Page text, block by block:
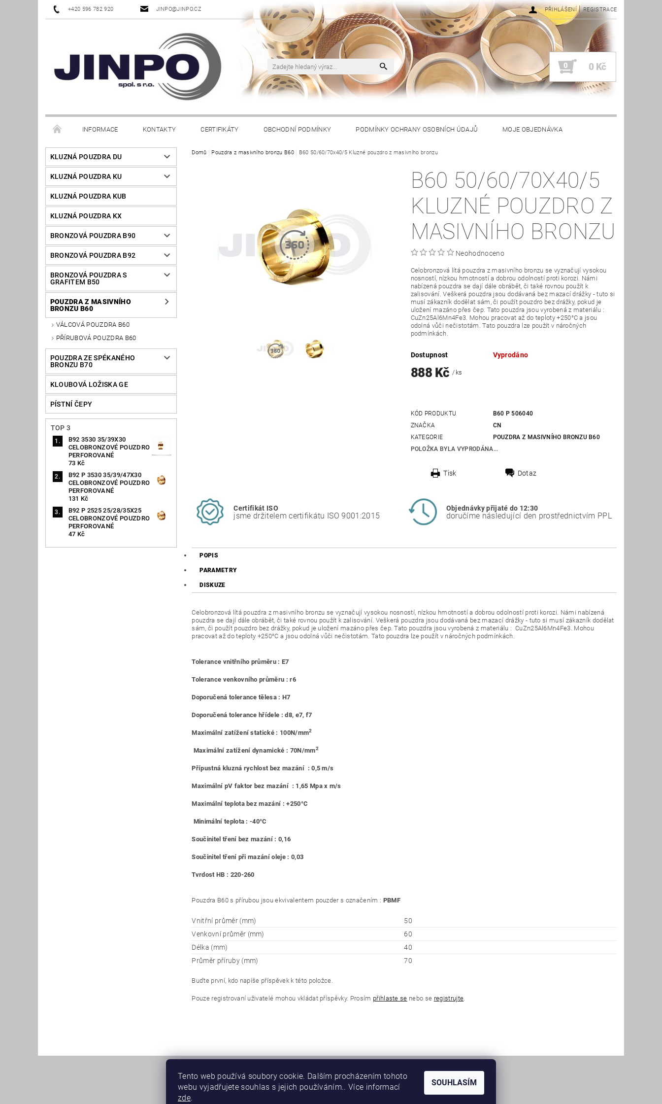
+420 596 782 920 JINPO@JINPO.CZ PŘIHLÁŠENÍ | REGISTRACE
0 0 Kč
INFORMACE KONTAKTY CERTIFIKÁTY OBCHODNÍ PODMÍNKY PODMÍNKY OCHRANY OSOBNÍCH ÚDAJŮ MOJE OBJEDNÁVKA
KLUZNÁ POUZDRA DU
KLUZNÁ POUZDRA KU
KLUZNÁ POUZDRA KUB
KLUZNÁ POUZDRA KX
BRONZOVÁ POUZDRA B90
BRONZOVÁ POUZDRA B92
BRONZOVÁ POUZDRA S
GRAFITEM B50
POUZDRA Z MASIVNÍHO
BRONZU B60
VÁLCOVÁ POUZDRA B60
PŘÍRUBOVÁ POUZDRA B60
POUZDRA ZE SPÉKANÉHO
BRONZU B70
KLOUBOVÁ LOŽISKA GE
PÍSTNÍ ČEPY
TOP 3
B92 3530 35/39X30
CELOBRONZOVÉ POUZDRO
PERFOROVANÉ
73 Kč
B92 P 3530 35/39/47X30
CELOBRONZOVÉ POUZDRO
PERFOROVANÉ
131 Kč
B92 P 2525 25/28/35X25
CELOBRONZOVÉ POUZDRO
PERFOROVANÉ
47 Kč
Domů Pouzdra z masivního bronzu B60 B60 50/60/70x40/5 Kluzné pouzdro z masivního bronzu
B60 50/60/70X40/5
KLUZNÉ POUZDRO Z
MASIVNÍHO BRONZU
Neohodnoceno
Celobronzová lítá pouzdra z masivního bronzu se vyznačují vysokou
nosností, nízkou hmotností a dobrou odolností proti korozi. Námi
nabízená pouzdra se dají dále obrábět, či také rovnou použít k
zalisování. Veškerá pouzdra jsou dodávaná bez mazací drážky - tuto si
musí zákazník dodělat sám, či použít pouzdro bez drážky, pokud je
uložení mazáno přes čep. Tato pouzdra jsou vyrobená z materiálu :
CuZn25Al6Mn4Fe3. Mohou pracovat až do teploty +250°C a jsou
odolná vůči nečistotám. Tato pouzdra lze použít v náročných
podmínkách.
Dostupnost Vyprodáno
888 Kč/ ks
KÓD PRODUKTU
B60 P 506040
ZNAČKA
CN
KATEGORIE
POUZDRA Z MASIVNÍHO BRONZU B60
POLOŽKA BYLA VYPRODÁNA...
Tisk Dotaz
Certifikát ISO
jsme držitelem certifikátu ISO 9001:2015
Objednávky přijaté do 12:30
doručíme následující den prostřednictvím PPL
POPIS
PARAMETRY
DISKUZE
Celobronzová lítá pouzdra z masivního bronzu se vyznačují vysokou nosností, nízkou hmotností a dobrou odolností proti korozi. Námi nabízená
pouzdra se dají dále obrábět, či také rovnou použít k zalisování. Veškerá pouzdra jsou dodávaná bez mazací drážky - tuto si musí zákazník dodělat
sám, či použít pouzdro bez drážky, pokud je uložení mazáno přes čep. Tato pouzdra jsou vyrobená z materiálu : CuZn25Al6Mn4Fe3. Mohou
pracovat až do teploty +250°C a jsou odolná vůči nečistotám. Tato pouzdra lze použít v náročných podmínkách.
Tolerance vnitřního průměru : E7
Tolerance venkovního průměru : r6
Doporučená tolerance tělesa : H7
Doporučená tolerance hřídele : d8, e7, f7
Maximální zatížení statické : 100N/mm2
Maximální zatížení dynamické : 70N/mm2
Přípustná kluzná rychlost bez mazání : 0,5 m/s
Maximální pV faktor bez mazání : 1,65 Mpa x m/s
Maximální teplota bez mazání : +250°C
Minimální teplota : -40°C
Součinitel tření bez mazání : 0,16
Součinitel tření při mazání oleje : 0,03
Tvrdost HB : 220-260
Pouzdra B60 s přírubou jsou ekvivalentem pouzder s označením : PBMF
Vnitřní průměr (mm)
50
Venkovní průměr (mm)
60
Délka (mm)
40
Průměr příruby (mm)
70
Buďte první, kdo napíše příspěvek k této položce.
Pouze registrovaní uživatelé mohou vkládat příspěvky. Prosím přihlaste se nebo se registrujte.
Tento web používá soubory cookie. Dalším procházením tohoto
webu vyjadřujete souhlas s jejich používáním.. Více informací
zde.
SOUHLASÍM